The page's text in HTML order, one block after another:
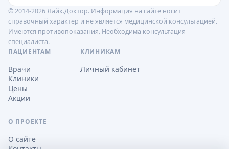
© 2014-2026 Лайк.Доктор. Информация на сайте носит
справочный характер и не является медицинской консультацией.
Имеются противопоказания. Необходима консультация
специалиста.
ПАЦИЕНТАМ
Врачи
Клиники
Цены
Акции
КЛИНИКАМ
Личный кабинет
О ПРОЕКТЕ
О сайте
Контакты